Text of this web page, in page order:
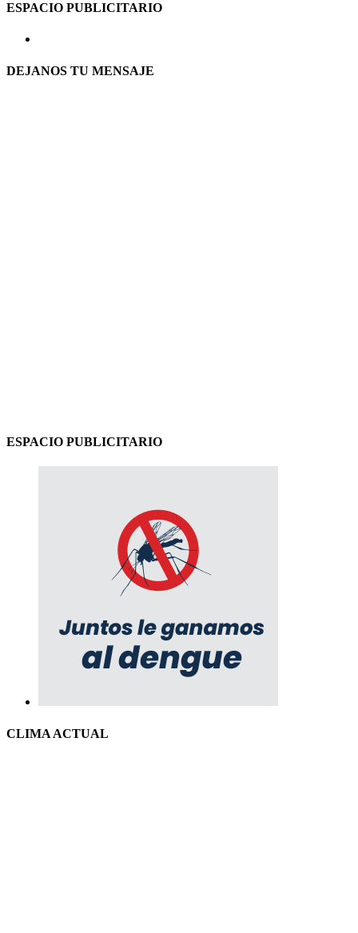
ESPACIO PUBLICITARIO
DEJANOS TU MENSAJE
ESPACIO PUBLICITARIO
CLIMA ACTUAL